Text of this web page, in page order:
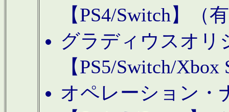
【PS4/Switch】（
グラディウスオリ
【PS5/Switch/
オペレーション・